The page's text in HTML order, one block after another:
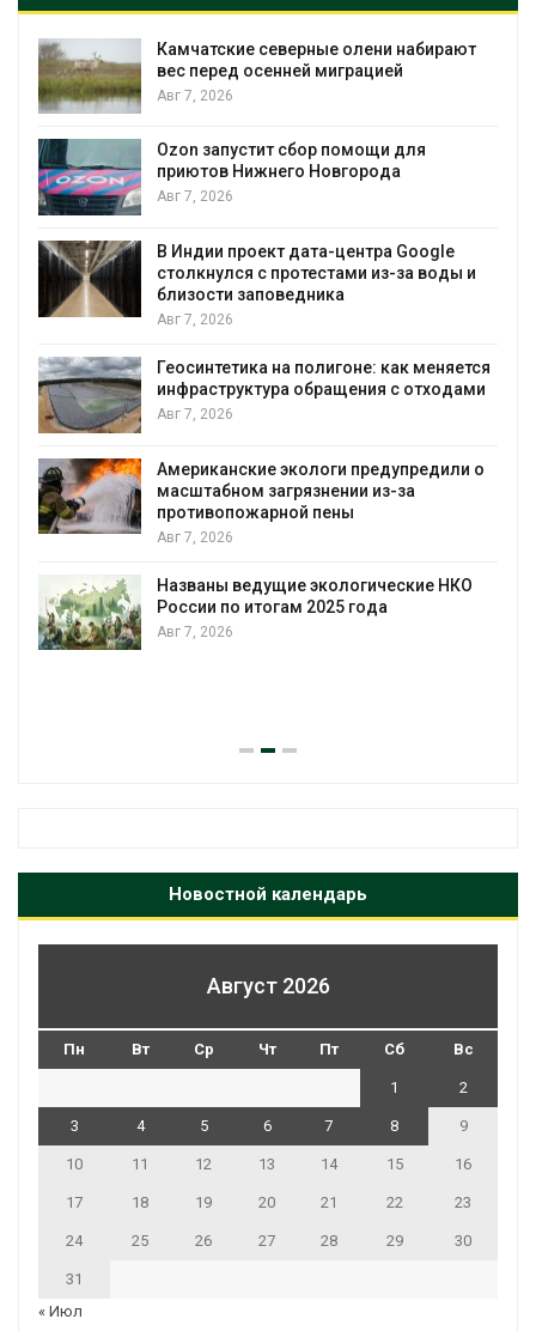
Камчатские северные олени набирают
вес перед осенней миграцией
Авг 7, 2026
Ozon запустит сбор помощи для
приютов Нижнего Новгорода
Авг 7, 2026
В Индии проект дата-центра Google
столкнулся с протестами из-за воды и
близости заповедника
Авг 7, 2026
Геосинтетика на полигоне: как меняется
инфраструктура обращения с отходами
Авг 7, 2026
Американские экологи предупредили о
масштабном загрязнении из-за
противопожарной пены
Авг 7, 2026
Названы ведущие экологические НКО
России по итогам 2025 года
Авг 7, 2026
Новостной календарь
Август 2026
Пн Вт Ср Чт Пт Сб Вс
1 2
3 4 5 6 7 8 9
10 11 12 13 14 15 16
17 18 19 20 21 22 23
24 25 26 27 28 29 30
31
« Июл